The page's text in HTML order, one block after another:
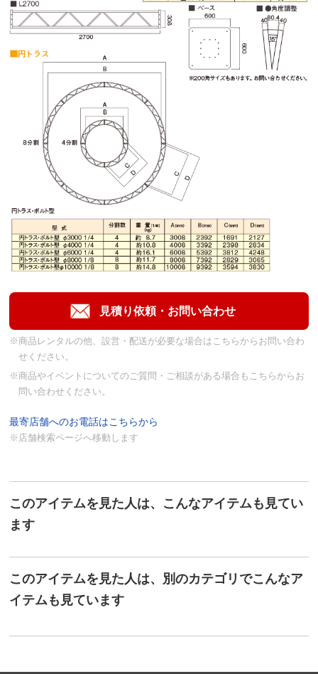
※商品レンタルの他、設営・配送が必要な場合はこちらからお問い合わ
せください。
※商品やイベントについてのご質問・ご相談がある場合もこちらからお
問い合わせください。
最寄店舗へのお電話はこちらから
※店舗検索ページへ移動します
このアイテムを見た人は、こんなアイテムも見てい
ます
このアイテムを見た人は、別のカテゴリでこんなア
イテムも見ています